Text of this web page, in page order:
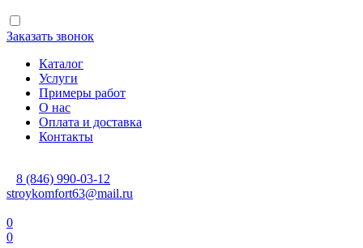
Заказать звонок
Каталог
Услуги
Примеры работ
О нас
Оплата и доставка
Контакты
8 (846) 990-03-12
stroykomfort63@mail.ru
0
0